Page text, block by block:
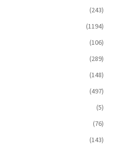
(243)
(1194)
(106)
(289)
(148)
(497)
(5)
(76)
(143)